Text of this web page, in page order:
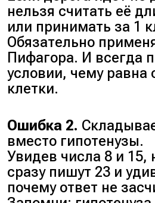
нельзя считать её
или принимать за 1
Обязательно
Пифагора. И всегда
условии, чему равна
клетки.
Ошибка 2.
вместо гипотенузы.
Увидев числа 8 и 15,
сразу пишут 23 и
почему ответ не